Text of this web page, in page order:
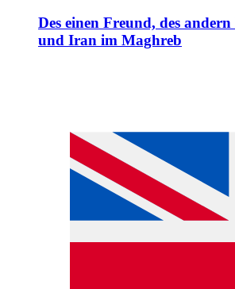
Des einen Freund, des
und Iran im Maghreb